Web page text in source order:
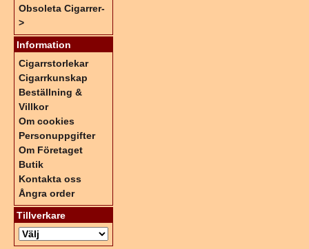
Obsoleta Cigarrer-
>
Information
Cigarrstorlekar
Cigarrkunskap
Beställning &
Villkor
Om cookies
Personuppgifter
Om Företaget
Butik
Kontakta oss
Ångra order
Tillverkare